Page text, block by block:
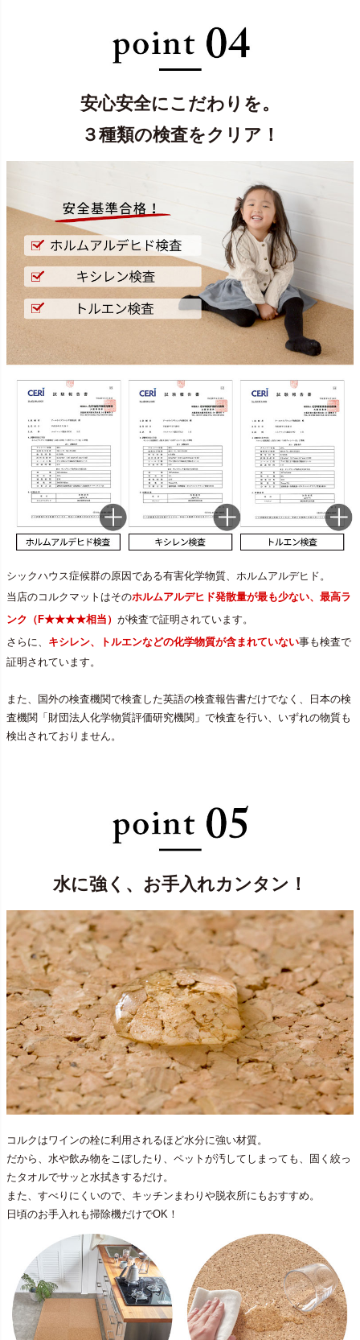
安心安全にこだわりを。
３種類の検査をクリア！
シックハウス症候群の原因である有害化学物質、ホルムアルデヒド。
当店のコルクマットはそのホルムアルデヒド発散量が最も少ない、最高ラ
ンク（F★★★★相当） が検査で証明されています。
さらに、 キシレン、トルエンなどの化学物質が含まれていない事も検査で
証明されています。
また、国外の検査機関で検査した英語の検査報告書だけでなく、日本の検
査機関「財団法人化学物質評価研究機関」で検査を行い、いずれの物質も
検出されておりません。
水に強く、お手入れカンタン！
コルクはワインの栓に利用されるほど水分に強い材質。
だから、水や飲み物をこぼしたり、ペットが汚してしまっても、固く絞っ
たタオルでサッと水拭きするだけ。
また、すべりにくいので、キッチンまわりや脱衣所にもおすすめ。
日頃のお手入れも掃除機だけでOK！